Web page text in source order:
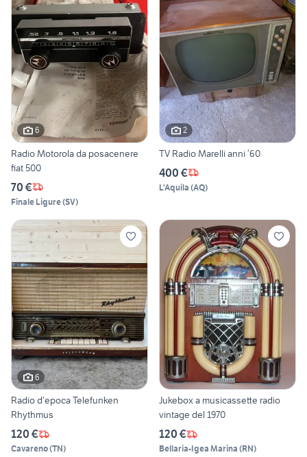
6
Radio Motorola da posacenere
fiat 500
70 €
Finale Ligure(SV)
2
TV Radio Marelli anni ‘60
400 €
L'Aquila (AQ)
6
Radio d’epoca Telefunken
Rhythmus
120 €
Cavareno(TN)
Jukebox a musicassette radio
vintage del 1970
120 €
Bellaria-Igea Marina (RN)